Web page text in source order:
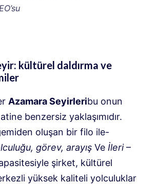
kültürel daldırma ve
Azamara Seyirleribu onun
benzersiz yaklaşımıdır.
oluşan bir filo ile-
görev, arayış Ve İleri–
şirket, kültürel
yüksek kaliteli yolculuklar